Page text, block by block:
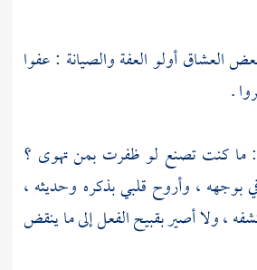
العشاق أولو العفة والصيانة : عفوا
.
ما كنت تصنع لو ظفرت بمن تهوى ؟
بوجهه ، وأروح قلبي بذكره وحديثه ،
، ولا أصير بقبيح الفعل إلى ما ينقض